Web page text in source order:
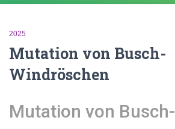
2025
Mutation von Busch-
Windröschen
Mutation von Busch-